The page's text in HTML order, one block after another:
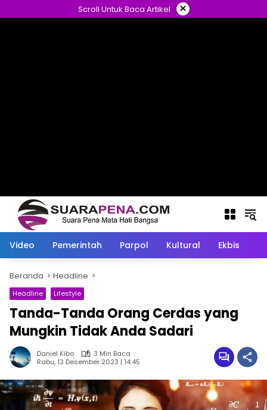
ke
Scroll Untuk Baca Artikel ×
Video Pemerintah Parpol Kultural Ekbis
Beranda Headline
Headline Lifestyle
Tanda-Tanda Orang Cerdas yang
Mungkin Tidak Anda Sadari
Daniel Kibo
3 Min Baca
Rabu, 13 Desember 2023 | 14:45